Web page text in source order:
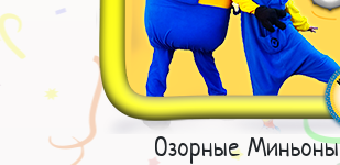
Озорные Миньоны